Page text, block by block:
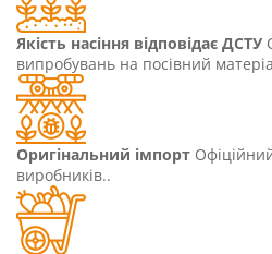
Якість насіння відповідає ДСТУ
випробувань на посівний
Оригінальний імпорт
виробників..